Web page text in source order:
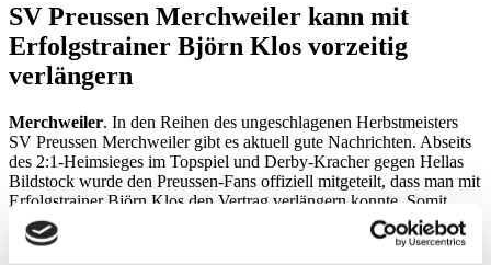
SV Preussen Merchweiler kann mit
Erfolgstrainer Björn Klos vorzeitig
verlängern
Merchweiler. In den Reihen des ungeschlagenen Herbstmeisters
SV Preussen Merchweiler gibt es aktuell gute Nachrichten. Abseits
des 2:1-Heimsieges im Topspiel und Derby-Kracher gegen Hellas
Bildstock wurde den Preussen-Fans offiziell mitgeteilt, dass man mit
Erfolgstrainer Björn Klos den Vertrag verlängern konnte. Somit
konnte Liga-Primus SV Merchweiler diese Personalie vorzeitig
klären. Trainer Björn Klos kam von Borussia Neunkirchen und hat
allen gezeigt, dass er sehr wohl eine Mannschaft zu einer